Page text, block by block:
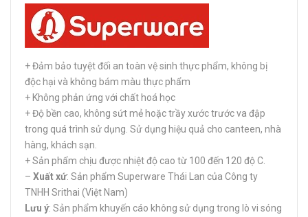
+ Đảm bảo tuyệt đối an toàn vệ sinh thực phẩm, không bị
độc hại và không bám màu thực phẩm
+ Không phản ứng với chất hoá học
+ Độ bền cao, không sứt mẻ hoặc trầy xước trước va đập
trong quá trình sử dụng. Sử dụng hiệu quả cho canteen, nhà
hàng, khách sạn.
+ Sản phẩm chịu được nhiệt độ cao từ 100 đến 120 độ C.
– Xuất xứ: Sản phẩm Superware Thái Lan của Công ty
TNHH Srithai (Việt Nam)
Lưu ý: Sản phẩm khuyến cáo không sử dụng trong lò vi sóng